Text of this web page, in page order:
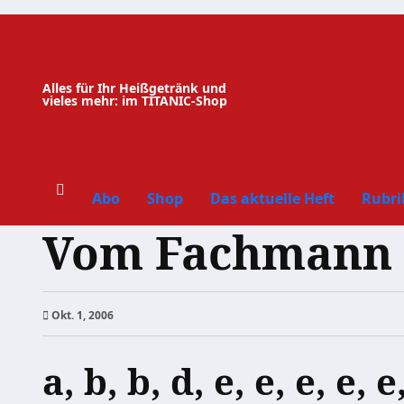
Zum
Alles für Ihr Heißgetränk und
vieles mehr: im TITANIC-Shop
Abo Shop Das aktuelle Heft
Vom
Okt. 1, 2006
a, b, b, d, e, e, e, e,